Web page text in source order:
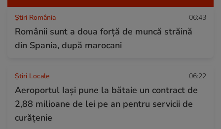
Știri România 06:43
Românii sunt a doua forță de muncă străină
din Spania, după marocani
Știri Locale 06:22
Aeroportul Iași pune la bătaie un contract de
2,88 milioane de lei pe an pentru servicii de
curățenie